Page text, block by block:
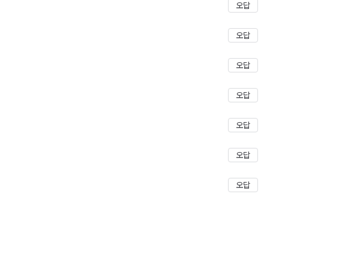
오답
오답
오답
오답
오답
오답
오답